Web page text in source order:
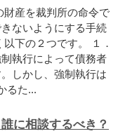
財産を裁判所の命令で
ないようにする手続
下の２つです。 １．
執行によって債務者
しかし、強制執行は
るた...
に相談するべき？